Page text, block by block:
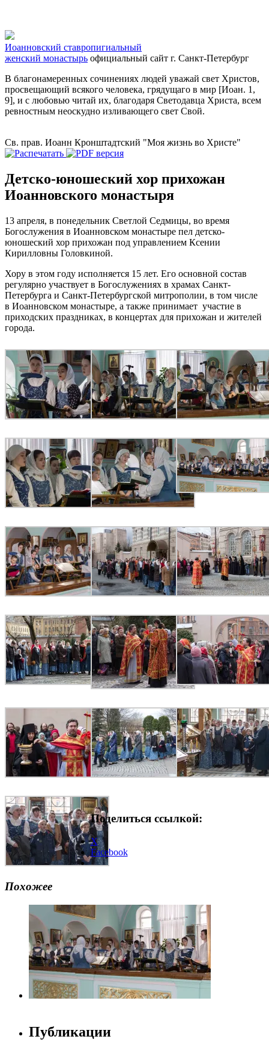
Иоанновский ставропигиальный
женский монастырь официальный сайт г. Санкт-Петербург
В благонамеренных сочинениях людей уважай свет Христов,
просвещающий всякого человека, грядущаго в мир [Иоан. 1,
9], и с любовью читай их, благодаря Светодавца Христа, всем
ревностным неоскудно изливающего свет Свой.
Св. прав. Иоанн Кронштадтский "Моя жизнь во Христе"
Детско-юношеский хор прихожан
Иоанновского монастыря
13 апреля, в понедельник Светлой Седмицы, во время
Богослужения в Иоанновском монастыре пел детско-
юношеский хор прихожан под управлением Ксении
Кирилловны Головкиной.
Хору в этом году исполняется 15 лет. Его основной состав
регулярно участвует в Богослужениях в храмах Санкт-
Петербурга и Санкт-Петербургской митрополии, в том числе
в Иоанновском монастыре, а также принимает участие в
приходских праздниках, в концертах для прихожан и жителей
города.
Поделиться ссылкой:
X
Facebook
Похожее
Публикации